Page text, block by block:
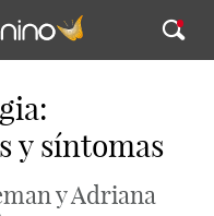
y síntomas
y Adriana